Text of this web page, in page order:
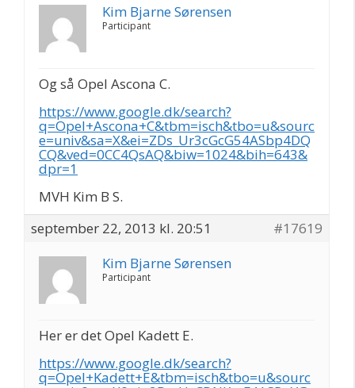
Kim Bjarne Sørensen
Participant
Og så Opel Ascona C.
https://www.google.dk/search?
q=Opel+Ascona+C&tbm=isch&tbo=u&sourc
e=univ&sa=X&ei=ZDs_Ur3cGcG54ASbp4DQ
CQ&ved=0CC4QsAQ&biw=1024&bih=643&
dpr=1
MVH Kim B S.
september 22, 2013 kl. 20:51
#17619
Kim Bjarne Sørensen
Participant
Her er det Opel Kadett E.
https://www.google.dk/search?
q=Opel+Kadett+E&tbm=isch&tbo=u&sourc